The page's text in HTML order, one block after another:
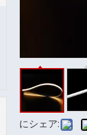
にシェア: